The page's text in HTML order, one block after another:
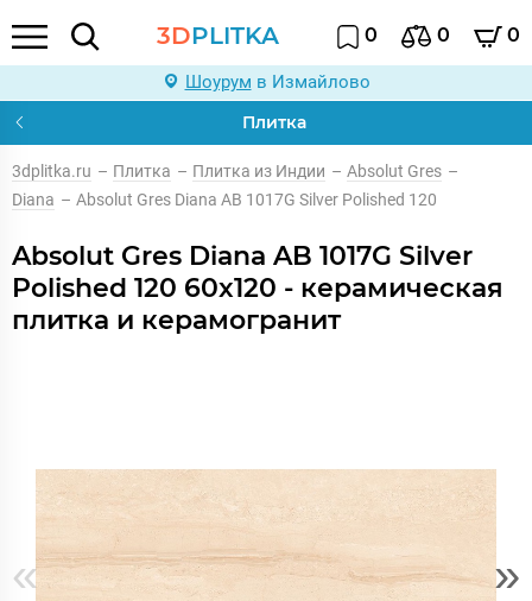
3DPLITKA 0 0 0
Шоурум в Измайлово
Плитка
3dplitka.ru – Плитка – Плитка из Индии – Absolut Gres –
Diana – Absolut Gres Diana AB 1017G Silver Polished 120
Absolut Gres Diana AB 1017G Silver
Polished 120 60x120 - керамическая
плитка и керамогранит
« »